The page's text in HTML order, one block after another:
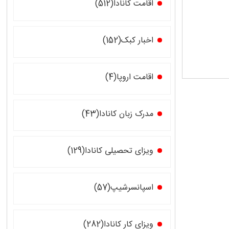
اقامت کانادا(512)
اخبار کبک(152)
اقامت اروپا(4)
مدرک زبان کانادا(43)
ویزای تحصیلی کانادا(129)
اسپانسرشیپ(57)
ویزای کار کانادا(282)